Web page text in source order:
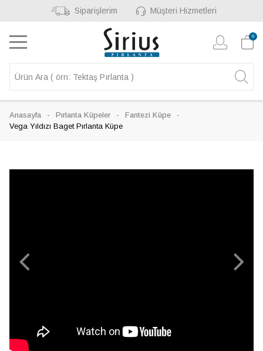
Siparişlerim Müşteri Hizmetleri
0
Anasayfa Pırlanta Küpeler
Fantezi Küpe
Vega Yıldızı Baget Pırlanta Küpe